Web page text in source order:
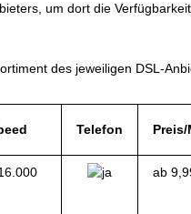
um dort die
des jeweiligen DSL-
Telefon
ab